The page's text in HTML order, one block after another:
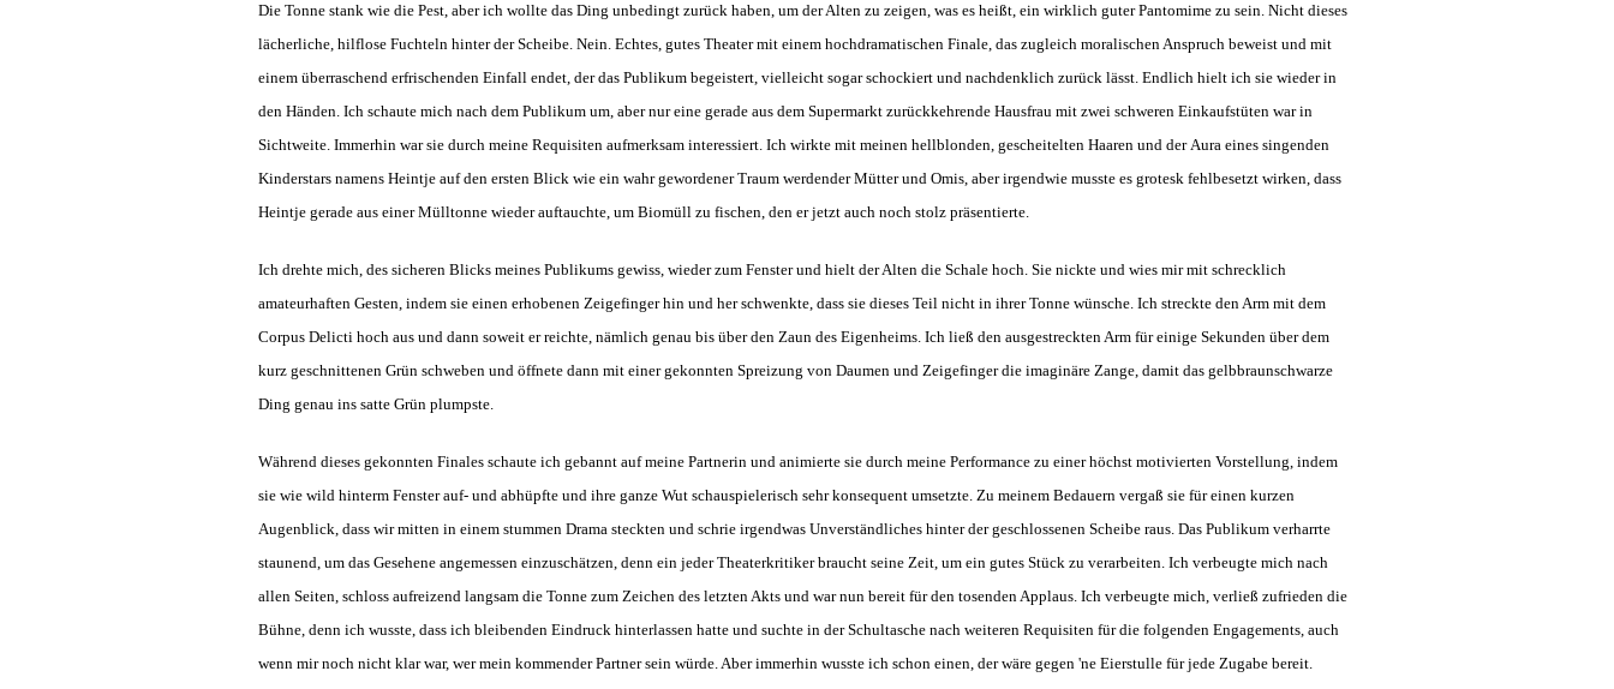
Die Tonne stank wie die Pest, aber ich wollte das Ding unbedingt zurück haben, um der Alten zu zeigen, was es heißt, ein wirklich guter Pantomime zu sein. Nicht dieses
lächerliche, hilflose Fuchteln hinter der Scheibe. Nein. Echtes, gutes Theater mit einem hochdramatischen Finale, das zugleich moralischen Anspruch beweist und mit
einem überraschend erfrischenden Einfall endet, der das Publikum begeistert, vielleicht sogar schockiert und nachdenklich zurück lässt. Endlich hielt ich sie wieder in
den Händen. Ich schaute mich nach dem Publikum um, aber nur eine gerade aus dem Supermarkt zurückkehrende Hausfrau mit zwei schweren Einkaufstüten war in
Sichtweite. Immerhin war sie durch meine Requisiten aufmerksam interessiert. Ich wirkte mit meinen hellblonden, gescheitelten Haaren und der Aura eines singenden
Kinderstars namens Heintje auf den ersten Blick wie ein wahr gewordener Traum werdender Mütter und Omis, aber irgendwie musste es grotesk fehlbesetzt wirken, dass
Heintje gerade aus einer Mülltonne wieder auftauchte, um Biomüll zu fischen, den er jetzt auch noch stolz präsentierte.
Ich drehte mich, des sicheren Blicks meines Publikums gewiss, wieder zum Fenster und hielt der Alten die Schale hoch. Sie nickte und wies mir mit schrecklich
amateurhaften Gesten, indem sie einen erhobenen Zeigefinger hin und her schwenkte, dass sie dieses Teil nicht in ihrer Tonne wünsche. Ich streckte den Arm mit dem
Corpus Delicti hoch aus und dann soweit er reichte, nämlich genau bis über den Zaun des Eigenheims. Ich ließ den ausgestreckten Arm für einige Sekunden über dem
kurz geschnittenen Grün schweben und öffnete dann mit einer gekonnten Spreizung von Daumen und Zeigefinger die imaginäre Zange, damit das gelbbraunschwarze
Ding genau ins satte Grün plumpste.
Während dieses gekonnten Finales schaute ich gebannt auf meine Partnerin und animierte sie durch meine Performance zu einer höchst motivierten Vorstellung, indem
sie wie wild hinterm Fenster auf- und abhüpfte und ihre ganze Wut schauspielerisch sehr konsequent umsetzte. Zu meinem Bedauern vergaß sie für einen kurzen
Augenblick, dass wir mitten in einem stummen Drama steckten und schrie irgendwas Unverständliches hinter der geschlossenen Scheibe raus. Das Publikum verharrte
staunend, um das Gesehene angemessen einzuschätzen, denn ein jeder Theaterkritiker braucht seine Zeit, um ein gutes Stück zu verarbeiten. Ich verbeugte mich nach
allen Seiten, schloss aufreizend langsam die Tonne zum Zeichen des letzten Akts und war nun bereit für den tosenden Applaus. Ich verbeugte mich, verließ zufrieden die
Bühne, denn ich wusste, dass ich bleibenden Eindruck hinterlassen hatte und suchte in der Schultasche nach weiteren Requisiten für die folgenden Engagements, auch
wenn mir noch nicht klar war, wer mein kommender Partner sein würde. Aber immerhin wusste ich schon einen, der wäre gegen 'ne Eierstulle für jede Zugabe bereit.